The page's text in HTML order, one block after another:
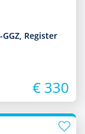
Register
€ 330